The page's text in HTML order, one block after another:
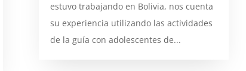
estuvo trabajando en Bolivia, nos cuenta
su experiencia utilizando las actividades
de la guía con adolescentes de...